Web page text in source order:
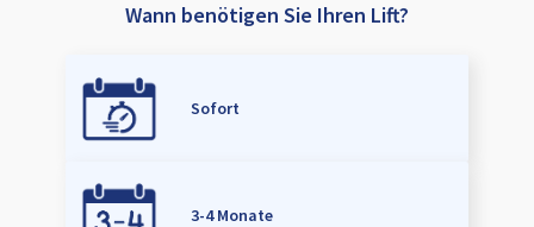
Wann benötigen Sie Ihren Lift?
Sofort
3-4 Monate